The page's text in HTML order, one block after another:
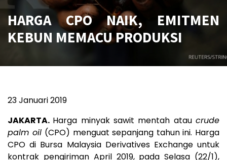
HARGA CPO NAIK, EMITMEN
KEBUN MEMACU PRODUKSI
23 Januari 2019
JAKARTA. Harga minyak sawit mentah ataucrude
palm oil (CPO) menguat sepanjang tahun ini. Harga
CPO di Bursa Malaysia Derivatives Exchange untuk
kontrak pengiriman April 2019, pada Selasa (22/1),